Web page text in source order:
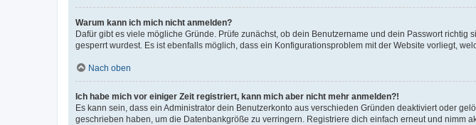
Warum kann ich mich nicht anmelden?
Dafür gibt es viele mögliche Gründe. Prüfe zunächst, ob dein Benutzername und dein Passwort
gesperrt wurdest. Es ist ebenfalls möglich, dass ein Konfigurationsproblem mit der Website vorliegt,
Nach oben
Ich habe mich vor einiger Zeit registriert, kann mich aber nicht mehr anmelden?!
Es kann sein, dass ein Administrator dein Benutzerkonto aus verschieden Gründen deaktiviert oder
geschrieben haben, um die Datenbankgröße zu verringern. Registriere dich einfach erneut und nimm